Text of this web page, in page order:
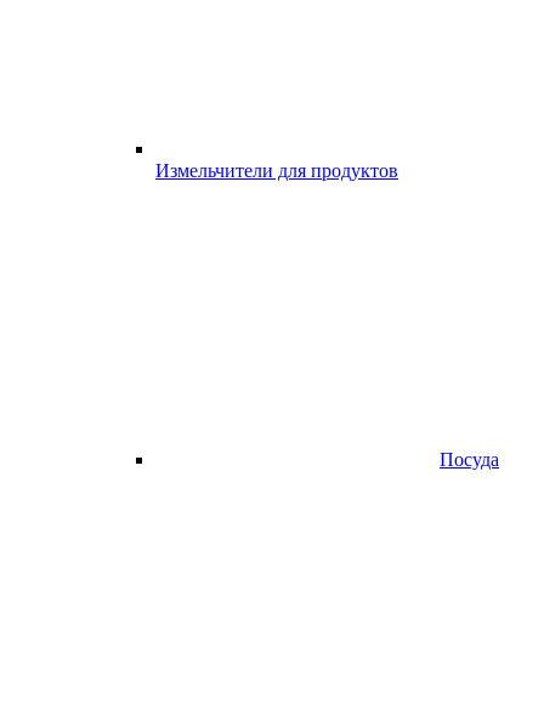
Измельчители для продуктов
Посуда